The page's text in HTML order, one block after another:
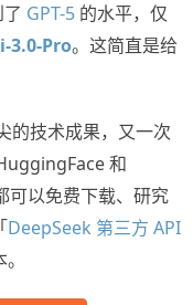
GPT-5 的水平，仅
3.0-Pro。这简直是给
的技术成果，又一次
和
可以免费下载、研究
DeepSeek 第三方 API